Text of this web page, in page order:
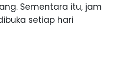
Sementara itu, jam
setiap hari